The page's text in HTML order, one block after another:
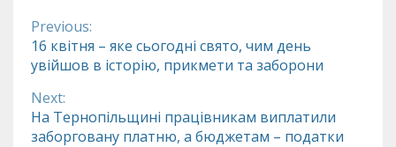
Continue
Reading
Previous:
16 квітня – яке сьогодні свято, чим день
увійшов в історію, прикмети та заборони
Next:
На Тернопільщині працівникам виплатили
заборговану платню, а бюджетам – податки